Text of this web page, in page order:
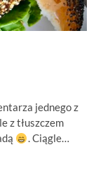
jednego z
z tłuszczem
. Ciągle…